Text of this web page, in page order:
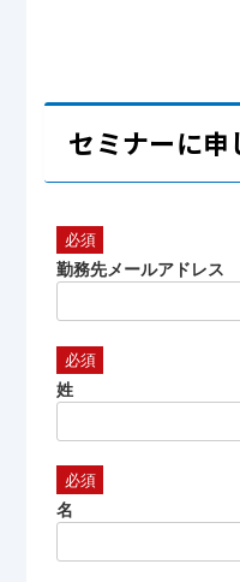
セミナーに申
勤務先メールアドレス
姓
名